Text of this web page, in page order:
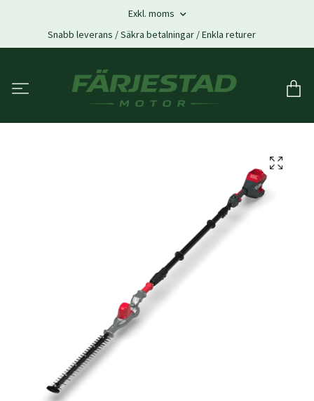
Exkl. moms
Snabb leverans / Säkra betalningar / Enkla returer